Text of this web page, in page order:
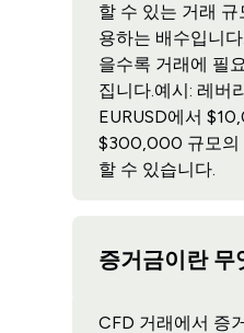
할 수 있는 거래
용하는 배수입니
을수록 거래에 필
집니다.예시: 레버
EURUSD에서
$300,000 규모의
할 수 있습니다.
증거금이란 무
CFD 거래에서 증